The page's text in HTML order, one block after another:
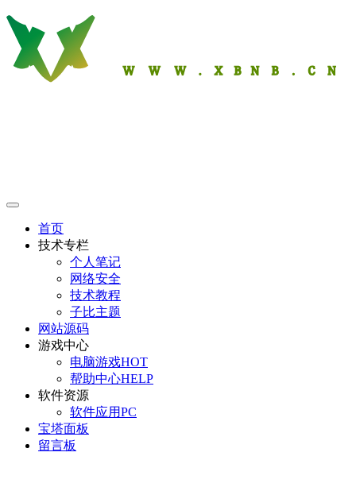
首页
技术专栏
个人笔记
网络安全
技术教程
子比主题
网站源码
游戏中心
电脑游戏HOT
帮助中心HELP
软件资源
软件应用PC
宝塔面板
留言板